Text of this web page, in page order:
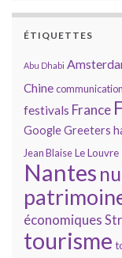
ÉTIQUETTES
Abu Dhabi
Chinecommunication
festivals France
GoogleGreeters
Jean BlaiseLe Louvre
Nantes
économiques
tourisme